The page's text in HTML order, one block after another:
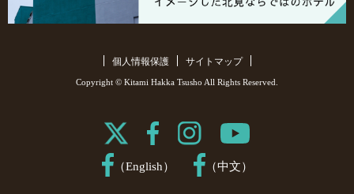
個人情報保護 サイトマップ
Copyright © Kitami Hakka Tsusho All Rights Reserved.
（English） （中文）